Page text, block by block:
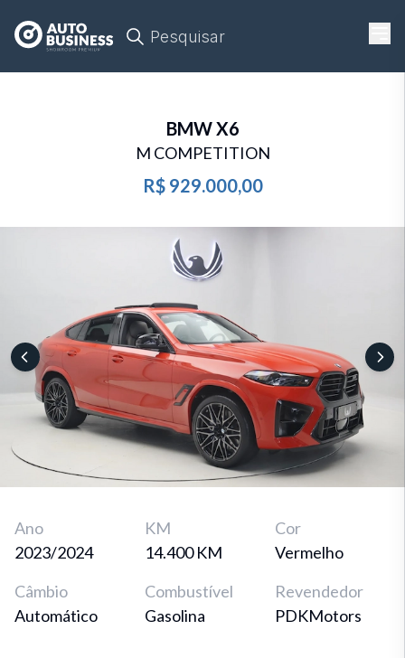
Pesquisar
BMWX6
M COMPETITION
R$ 929.000,00
Ano
2023/2024
KM
14.400 KM
Cor
Vermelho
Câmbio
Automático
Combustível
Gasolina
Revendedor
PDKMotors